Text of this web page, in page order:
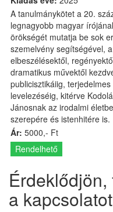
A tanulmánykötet a 20.
legnagyobb magyar
örökségét mutatja be sok
szemelvény segítségével,
elbeszélésektől,
dramatikus művektől
publicisztikáiig, terjedelmes
levelezéséig, kitérve
Jánosnak az irodalmi
szerepére és istenhitére is.
Ár: 5000,- Ft
Rendelhető
a